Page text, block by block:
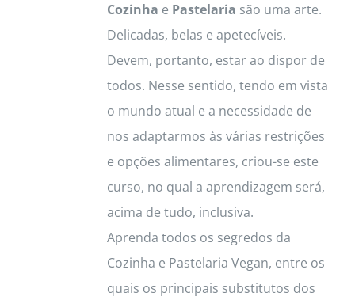
Cozinha e Pastelaria são uma arte.
Delicadas, belas e apetecíveis.
Devem, portanto, estar ao dispor de
todos. Nesse sentido, tendo em vista
o mundo atual e a necessidade de
nos adaptarmos às várias restrições
e opções alimentares, criou-se este
curso, no qual a aprendizagem será,
acima de tudo, inclusiva.
Aprenda todos os segredos da
Cozinha e Pastelaria Vegan, entre os
quais os principais substitutos dos